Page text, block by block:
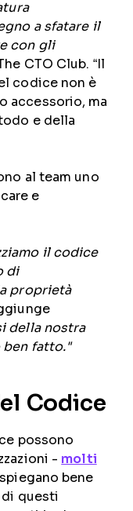
a sfatare il
con gli
CTO Club. “Il
codice non è
accessorio, ma
e della
al team uno
e
il codice
di
proprietà
della nostra
ben fatto."
Codice
possono
- molti
spiegano bene
questi